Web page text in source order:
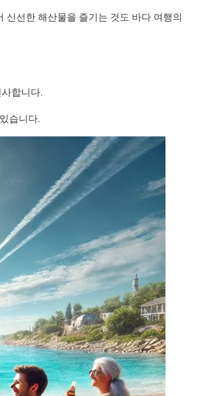
선한 해산물을 즐기는 것도 바다 여행의
합니다.
습니다.